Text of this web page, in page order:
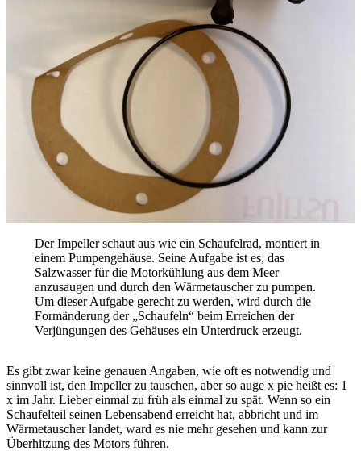
Der Impeller schaut aus wie ein Schaufelrad, montiert in
einem Pumpengehäuse. Seine Aufgabe ist es, das
Salzwasser für die Motorkühlung aus dem Meer
anzusaugen und durch den Wärmetauscher zu pumpen.
Um dieser Aufgabe gerecht zu werden, wird durch die
Formänderung der „Schaufeln“ beim Erreichen der
Verjüngungen des Gehäuses ein Unterdruck erzeugt.
Es gibt zwar keine genauen Angaben, wie oft es notwendig und
sinnvoll ist, den Impeller zu tauschen, aber so auge x pie heißt es: 1
x im Jahr. Lieber einmal zu früh als einmal zu spät. Wenn so ein
Schaufelteil seinen Lebensabend erreicht hat, abbricht und im
Wärmetauscher landet, ward es nie mehr gesehen und kann zur
Überhitzung des Motors führen.